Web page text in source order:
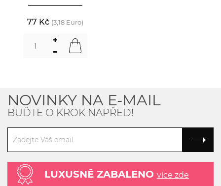
77 Kč (3,18 Euro)
NOVINKY NA E-MAIL
BUĎTE O KROK NAPŘED!
LUXUSNĚ ZABALENO více zde